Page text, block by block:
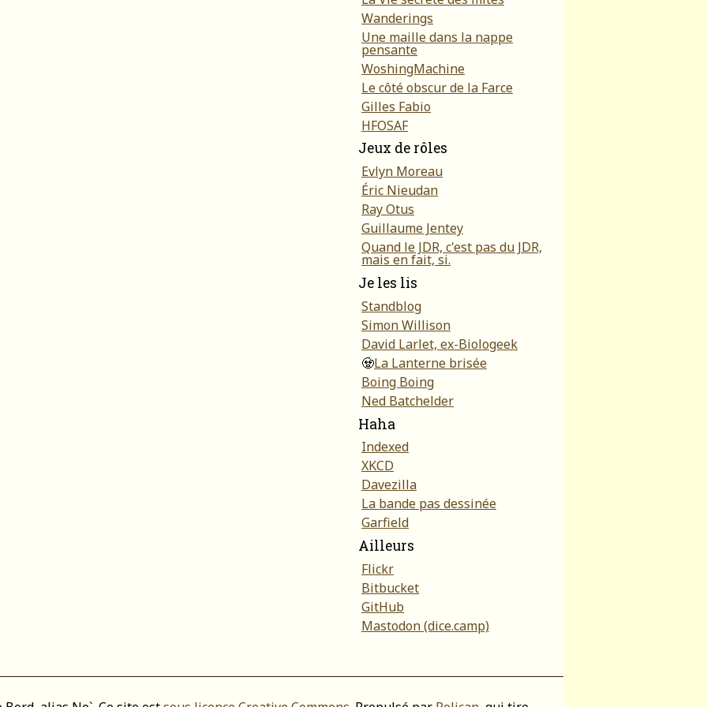
Wanderings
Une maille dans la nappe
pensante
WoshingMachine
Le côté obscur de la Farce
Gilles Fabio
HFOSAF
Jeux de rôles
Evlyn Moreau
Éric Nieudan
Ray Otus
Guillaume Jentey
Quand le JDR, c'est pas du JDR,
mais en fait, si.
Je les lis
Standblog
Simon Willison
David Larlet, ex-Biologeek
🧟La Lanterne brisée
Boing Boing
Ned Batchelder
Haha
Indexed
XKCD
Davezilla
La bande pas dessinée
Garfield
Ailleurs
Flickr
Bitbucket
GitHub
Mastodon (dice.camp)